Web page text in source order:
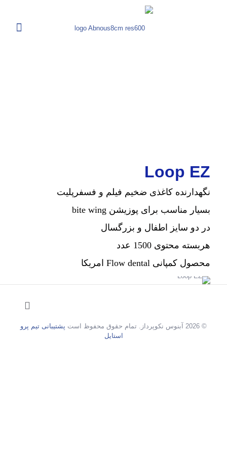
Loop EZ
نگهدارنده کاغذی ضخیم فیلم و فسفرپلیت
بسیار مناسب برای پوزیشن bite wing
در دو سایز اطفال و بزرگسال
هربسته محتوی 1500 عدد
محصول کمپانی Flow dental امریکا
© 2026 آبنوس نکوپرداز. تمام حقوق محفوظ است
پشتیبانی تیم پرو
استایل